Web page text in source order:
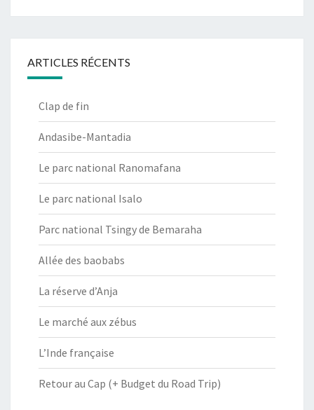
ARTICLES RÉCENTS
Clap de fin
Andasibe-Mantadia
Le parc national Ranomafana
Le parc national Isalo
Parc national Tsingy de Bemaraha
Allée des baobabs
La réserve d’Anja
Le marché aux zébus
L’Inde française
Retour au Cap (+ Budget du Road Trip)